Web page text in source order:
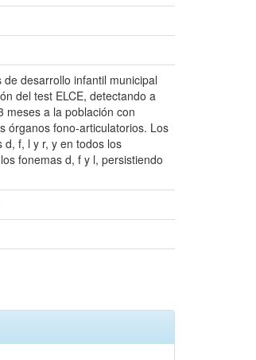
desarrollo infantil municipal
del test ELCE, detectando a
meses a la población con
órganos fono-articulatorios. Los
f, l y r, y en todos los
fonemas d, f y l, persistiendo